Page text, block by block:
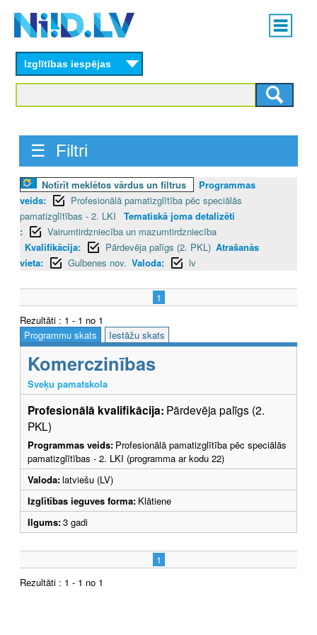
content
Main
menu
Izglītības iespējas
☰ Filtri
Notīrīt meklētos vārdus un filtrus
Programmas
veids:
Profesionālā pamatizglītība pēc speciālās
pamatizglītības - 2. LKI
Tematiskā joma detalizēti
:
Vairumtirdzniecība un mazumtirdzniecība
Kvalifikācija:
Pārdevēja palīgs (2. PKL) Atrašanās
vieta:
Gulbenes nov. Valoda: lv
1
Rezultāti : 1 - 1 no 1
Programmu skats
Iestāžu skats
Komerczinības
Sveķu pamatskola
Profesionālā kvalifikācija: Pārdevēja palīgs (2.
PKL)
Programmas veids: Profesionālā pamatizglītība pēc speciālās
pamatizglītības - 2. LKI (programma ar kodu 22)
Valoda:latviešu (LV)
Izglītības ieguves forma: Klātiene
Ilgums:3 gadi
1
Rezultāti : 1 - 1 no 1